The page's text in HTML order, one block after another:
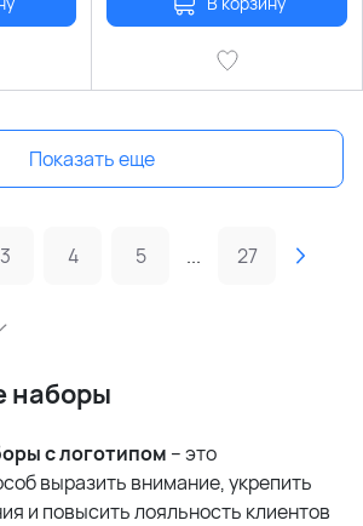
Показать еще
3 4 5 ... 27
наборы
с логотипом – это
выразить внимание, укрепить
и повысить лояльность клиентов